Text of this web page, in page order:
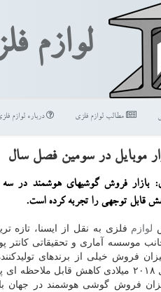
لوازم
مطالب لوازم فلزی درباره لوازم
موبایل در سومین فصل سال
بازار فروش گوشیهای هوشمند در
قابل توجهی را تجربه كرده است.
لوازم فلزی به نقل از ایسنا، تازه
جانب موسسه آماری و تحقیقاتی كانتر
فروش خیلی از برندهای
سوم سال ۲۰۱۸ میلادی كاهش قابل
فروش گوشی هوشمند در جهان